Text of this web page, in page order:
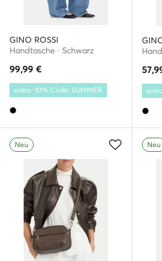
GINO ROSSI
Handtasche · Schwarz
99,99 €
extra -10% Code: SUMMER
Neu Neu